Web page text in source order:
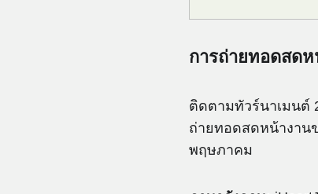
การถ่ายทอดสด
ติดตามทัวร์นาเมนต์
ถ่ายทอดสดหน้างาน
พฤษภาคม